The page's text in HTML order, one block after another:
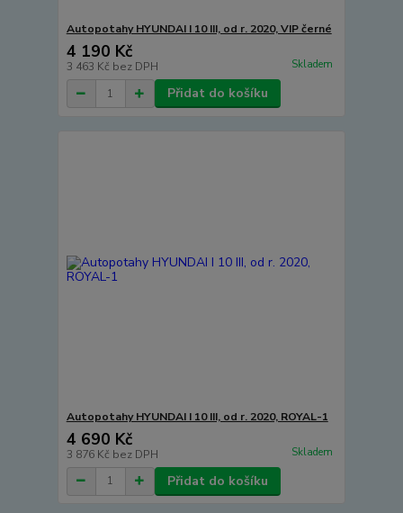
Autopotahy HYUNDAI I 10 III, od r. 2020, VIP černé
4 190 Kč
3 463 Kč bez DPH Skladem
Přidat do košíku
Autopotahy HYUNDAI I 10 III, od r. 2020, ROYAL-1
4 690 Kč
3 876 Kč bez DPH Skladem
Přidat do košíku